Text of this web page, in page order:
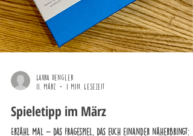
Laura Dengler
11. März
1 Min. Lesezeit
Spieletipp im März
Erzähl mal - das Fragespiel, das euch einander näherbringt: